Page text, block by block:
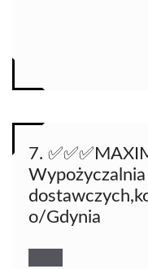
7.
o/Gdynia